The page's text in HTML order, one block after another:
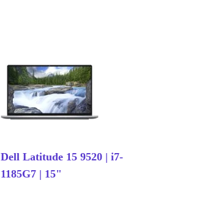
Dell Latitude 15 9520 | i7-
1185G7 | 15"